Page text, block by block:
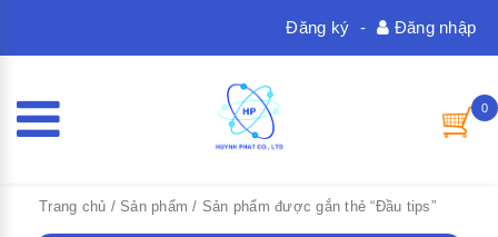
Đăng nhập
-
Đăng ký
0
Trang chủ / Sản phẩm / Sản phẩm được gắn thẻ “Đầu tips”